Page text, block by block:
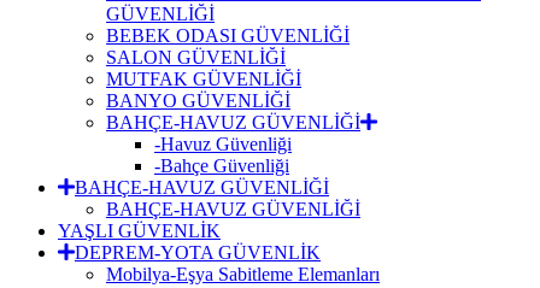
GÜVENLİĞİ
BEBEK ODASI GÜVENLİĞİ
SALON GÜVENLİĞİ
MUTFAK GÜVENLİĞİ
BANYO GÜVENLİĞİ
BAHÇE-HAVUZ GÜVENLİĞİ
-Havuz Güvenliği
-Bahçe Güvenliği
BAHÇE-HAVUZ GÜVENLİĞİ
BAHÇE-HAVUZ GÜVENLİĞİ
YAŞLI GÜVENLİK
DEPREM-YOTA GÜVENLİK
Mobilya-Eşya Sabitleme Elemanları